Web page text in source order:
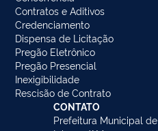
Contratos e Aditivos
Credenciamento
Dispensa de Licitação
Pregão Eletrônico
Pregão Presencial
Inexigibilidade
Rescisão de Contrato
CONTATO
Prefeitura Municipal de